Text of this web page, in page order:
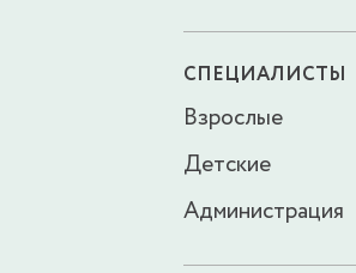
СПЕЦИАЛИСТЫ
Взрослые
Детские
Администрация